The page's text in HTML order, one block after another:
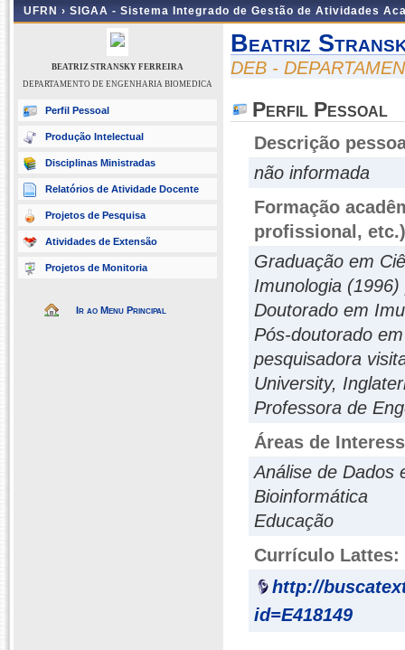
UFRN › SIGAA - Sistema Integrado de Gestão de Atividades
BEATRIZ STRANSKY FERREIRA
DEPARTAMENTO DE ENGENHARIA BIOMEDICA
Perfil Pessoal
Produção Intelectual
Disciplinas Ministradas
Relatórios de Atividade Docente
Projetos de Pesquisa
Atividades de Extensão
Projetos de Monitoria
Ir ao Menu Principal
Beatriz
DEB -
Perfil Pessoal
Descrição
não informada
Formação
profissional, etc.)
Graduação em
Imunologia
Doutorado em
Pós-doutorado
pesquisadora
University,
Professora de
Áreas de
Análise de Dados
Bioinformática
Educação
Currículo Lattes:
http://
id=E418149